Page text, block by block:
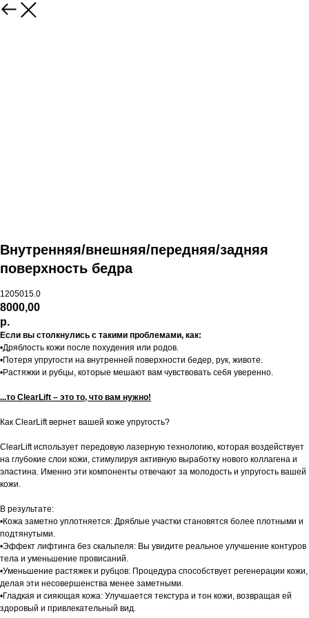
Внутренняя/внешняя/передняя/задняя
поверхность бедра
1205015.0
8000,00
р.
Если вы столкнулись с такими проблемами, как:
•Дряблость кожи после похудения или родов.
•Потеря упругости на внутренней поверхности бедер, рук, животе.
•Растяжки и рубцы, которые мешают вам чувствовать себя уверенно.
...то ClearLift – это то, что вам нужно!
Как ClearLift вернет вашей коже упругость?
ClearLift использует передовую лазерную технологию, которая воздействует
на глубокие слои кожи, стимулируя активную выработку нового коллагена и
эластина. Именно эти компоненты отвечают за молодость и упругость вашей
кожи.
В результате:
•Кожа заметно уплотняется: Дряблые участки становятся более плотными и
подтянутыми.
•Эффект лифтинга без скальпеля: Вы увидите реальное улучшение контуров
тела и уменьшение провисаний.
•Уменьшение растяжек и рубцов: Процедура способствует регенерации кожи,
делая эти несовершенства менее заметными.
•Гладкая и сияющая кожа: Улучшается текстура и тон кожи, возвращая ей
здоровый и привлекательный вид.